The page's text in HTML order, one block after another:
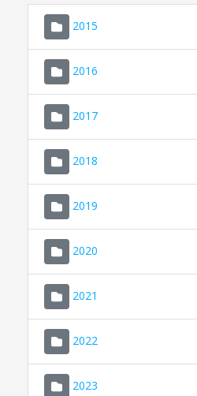
2015
2016
2017
2018
2019
2020
2021
2022
2023